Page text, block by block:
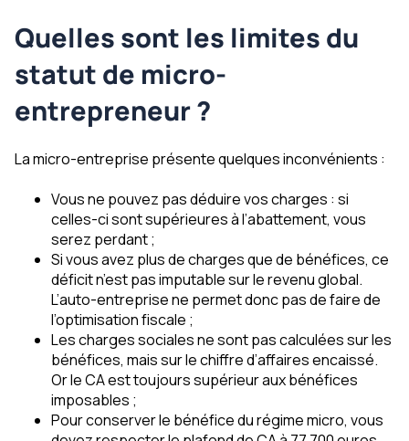
Quelles sont les limites du
statut de micro-
entrepreneur ?
La micro-entreprise présente quelques inconvénients :
Vous ne pouvez pas déduire vos charges : si
celles-ci sont supérieures à l’abattement, vous
serez perdant ;
Si vous avez plus de charges que de bénéfices, ce
déficit n’est pas imputable sur le revenu global.
L’auto-entreprise ne permet donc pas de faire de
l’optimisation fiscale ;
Les charges sociales ne sont pas calculées sur les
bénéfices, mais sur le chiffre d’affaires encaissé.
Or le CA est toujours supérieur aux bénéfices
imposables ;
Pour conserver le bénéfice du régime micro, vous